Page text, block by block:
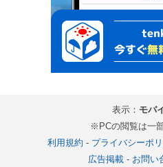
表示： モバ
※PCの閲覧は一
利用規約 - プライバシーポ
広告掲載- お問い